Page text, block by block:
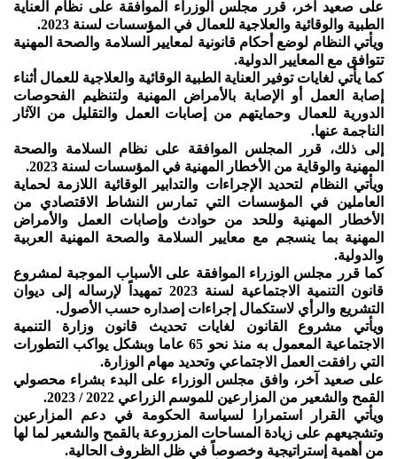
على صعيد آخر، قرر مجلس الوزراء الموافقة على نظام العناية
الطبية والوقائية والعلاجية للعمال في المؤسسات لسنة 2023.
ويأتي النظام لوضع أحكام قانونية لمعايير السلامة والصحة المهنية
تتوافق مع المعايير الدولية.
كما يأتي لغايات توفير العناية الطبية الوقائية والعلاجية للعمال أثناء
إصابة العمل أو الإصابة بالأمراض المهنية ولتنظيم الفحوصات
الدورية للعمال وحمايتهم من إصابات العمل والتقليل من الآثار
الناجمة عنها.
إلى ذلك، قرر المجلس الموافقة على نظام السلامة والصحة
المهنية والوقاية من الأخطار المهنية في المؤسسات لسنة 2023.
ويأتي النظام لتحديد الإجراءات والتدابير الوقائية اللازمة لحماية
العاملين في المؤسسات التي تمارس النشاط الاقتصادي من
الأخطار المهنية وللحد من حوادث وإصابات العمل والأمراض
المهنية بما ينسجم مع معايير السلامة والصحة المهنية العربية
والدولية.
كما قرر مجلس الوزراء الموافقة على الأسباب الموجبة لمشروع
قانون التنمية الاجتماعية لسنة 2023 تمهيداً لإرساله إلى ديوان
التشريع والرأي لاستكمال إجراءات إصداره حسب الأصول.
ويأتي مشروع القانون لغايات تحديث قانون وزارة التنمية
الاجتماعية المعمول به منذ نحو 65 عاما وبشكل يواكب التطورات
التي رافقت العمل الاجتماعي وتحديد مهام الوزارة.
على صعيد آخر، وافق مجلس الوزراء على البدء بشراء محصولي
القمح والشعير من المزارعين للموسم الزراعي 2022 / 2023.
ويأتي القرار استمرارا لسياسة الحكومة في دعم المزارعين
وتشجيعهم على زيادة المساحات المزروعة بالقمح والشعير لما لها
من أهمية إستراتيجية وخصوصاً في ظل الظروف الحالية.